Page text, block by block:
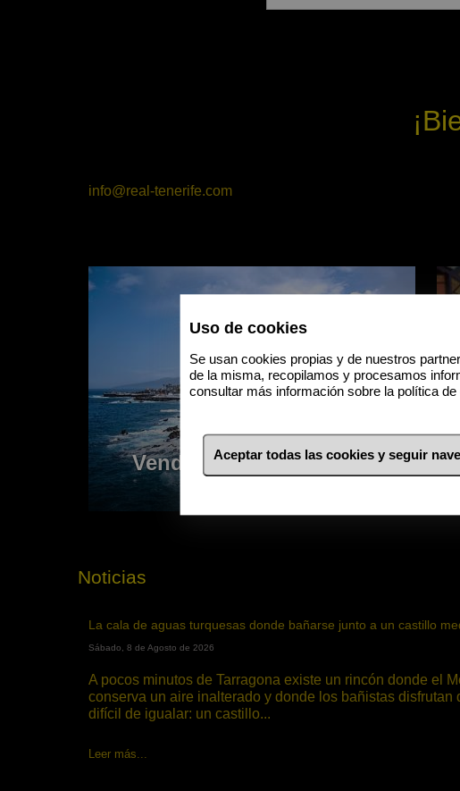
info@real-tenerife.com
Vendemos su inmueble
Noticias
la cala de aguas turquesas donde bañarse junto a un castillo
Sábado, 8 de Agosto de 2026
A pocos minutos de Tarragona existe un rincón donde el Mediterráneo
conserva un aire inalterado y donde los bañistas disfrutan
difícil de igualar: un castillo...
Leer más...
Uso de cookies
Se usan cookies propias y de nuestros
de la misma, recopilamos y procesamos
consultar más información sobre la política
Aceptar todas las cookies y seguir